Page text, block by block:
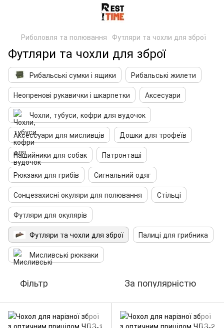
Риболовля та полювання Футляри та чохли для зброї
Футляри та чохли для зброї
Рибальські сумки і ящики
Рибальські жилети
Неопренові рукавички і шкарпетки
Аксесуари
Чохли, тубуси, кофри для вудочок
Аксессуари для мисливців
Дошки для трофеїв
Нашийники для собак
Патронташі
Рюкзаки для грибів
Сигнальний одяг
Сонцезахисні окуляри для полювання
Стільці
Футляри для окулярів
Футляри та чохли для зброї
Палиці для грибника
Мисливські рюкзаки
Фільтр За популярністю